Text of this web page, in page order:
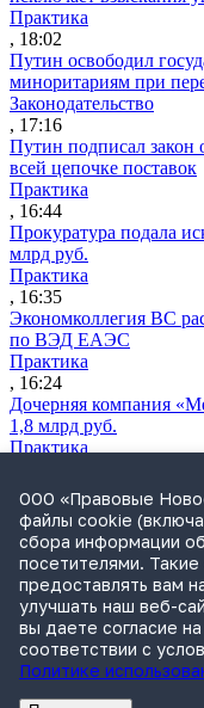
Практика
, 18:02
Путин освободил
миноритариям при
Законодательство
, 17:16
Путин подписал закон
всей цепочке поставок
Практика
, 16:44
Прокуратура подала
млрд руб.
Практика
, 16:35
Экономколлегия ВС
по ВЭД ЕАЭС
Практика
, 16:24
Дочерняя компания
1,8 млрд руб.
Практика
СИП проверит отмену
устройствами после
Практика
, 15:17
Суды 10 стран
Google о возврате
Международная
, 14:09
ООО «Правовые
файлы cookie
сбора информации
посетителями.
предоставлять вам
улучшать наш веб-
вы даете согласие
соответствии с
Политике